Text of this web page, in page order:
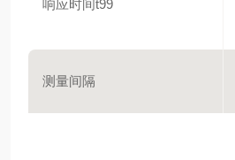
响应时间t99
测量间隔